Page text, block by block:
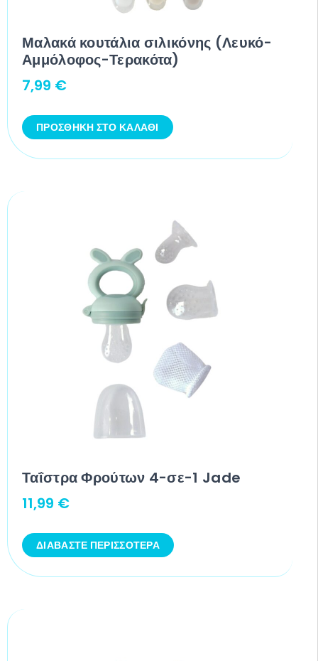
Μαλακά κουτάλια σιλικόνης (Λευκό-
Αμμόλοφος-Τερακότα)
7,99 €
ΠΡΟΣΘΉΚΗ ΣΤΟ ΚΑΛΆΘΙ
Ταΐστρα Φρούτων 4-σε-1 Jade
11,99 €
ΔΙΑΒΆΣΤΕ ΠΕΡΙΣΣΌΤΕΡΑ